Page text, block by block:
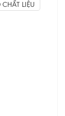
CHẤT LIỆU